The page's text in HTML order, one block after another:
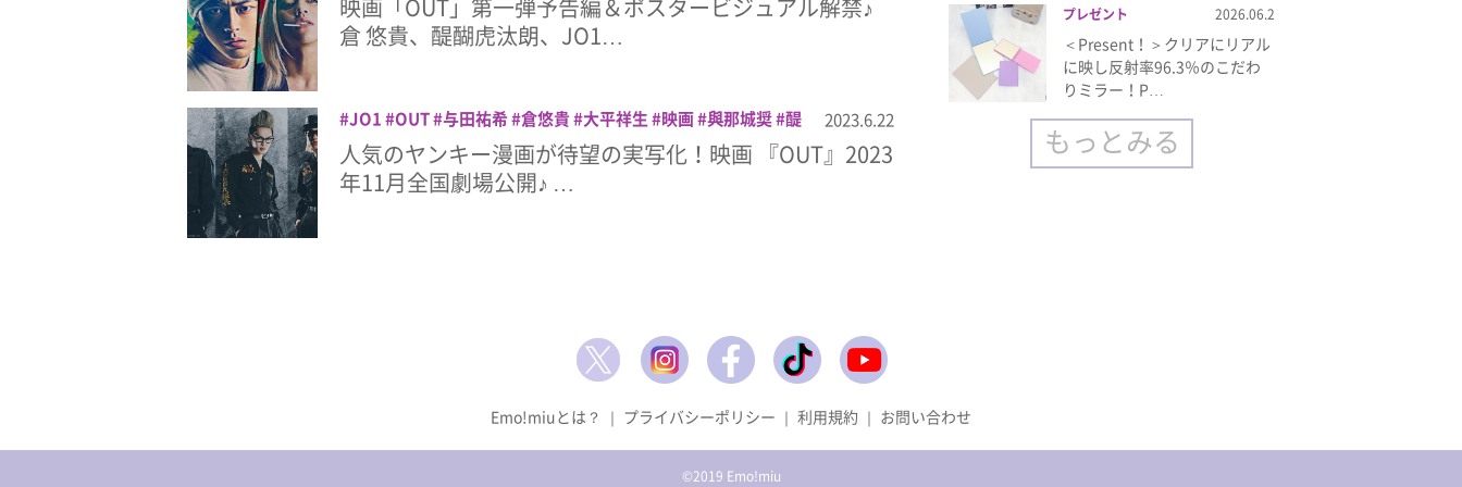
映画「OUT」第一弾予告編＆ポスタービジュアル解禁♪
倉 悠貴、醍醐虎汰朗、JO1…
JO1 OUT 与田祐希 倉悠貴 大平祥生 映画 與那城奨 醍
醐虎汰朗
⾦城碧海
2023.6.22
人気のヤンキー漫画が待望の実写化！映画 『OUT』2023
年11月全国劇場公開♪ …
プレゼント 2026.06.2
＜Present！＞クリアにリアル
に映し反射率96.3％のこだわ
りミラー！P…
もっとみる
Emo!miuとは？ ｜ プライバシーポリシー ｜ 利用規約 ｜ お問い合わせ
©2019 Emo!miu